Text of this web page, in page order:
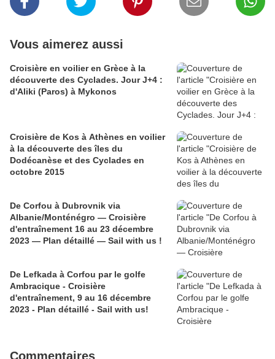
Vous aimerez aussi
Croisière en voilier en Grèce à la
découverte des Cyclades. Jour J+4 :
d'Aliki (Paros) à Mykonos
Croisière de Kos à Athènes en voilier
à la découverte des îles du
Dodécanèse et des Cyclades en
octobre 2015
De Corfou à Dubrovnik via
Albanie/Monténégro — Croisière
d'entraînement 16 au 23 décembre
2023 — Plan détaillé — Sail with us !
De Lefkada à Corfou par le golfe
Ambracique - Croisière
d'entraînement, 9 au 16 décembre
2023 - Plan détaillé - Sail with us!
Commentaires